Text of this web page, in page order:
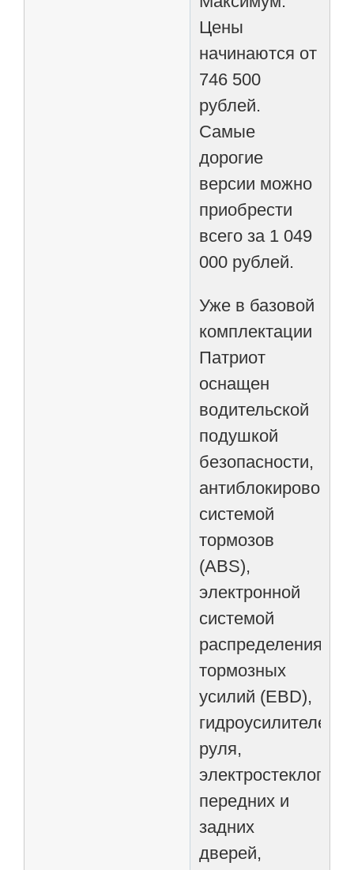
Цены
начинаются от
746 500
рублей.
Самые
дорогие
версии можно
приобрести
всего за 1 049
000 рублей.
Уже в базовой
комплектации
Патриот
оснащен
водительской
подушкой
безопасности,
системой
тормозов
(ABS),
электронной
системой
распределения
тормозных
усилий (EBD),
гидроусилителем
руля,
передних и
задних
дверей,